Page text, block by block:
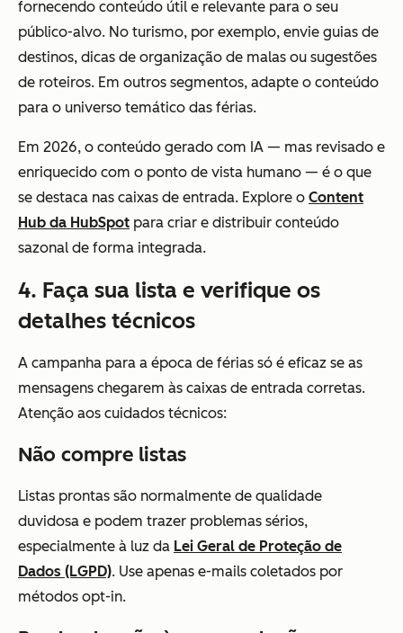
fornecendo conteúdo útil e relevante para o seu
público-alvo. No turismo, por exemplo, envie guias de
destinos, dicas de organização de malas ou sugestões
de roteiros. Em outros segmentos, adapte o conteúdo
para o universo temático das férias.
Em 2026, o conteúdo gerado com IA — mas revisado e
enriquecido com o ponto de vista humano — é o que
se destaca nas caixas de entrada. Explore o Content
Hub da HubSpot para criar e distribuir conteúdo
sazonal de forma integrada.
4. Faça sua lista e verifique os
detalhes técnicos
A campanha para a época de férias só é eficaz se as
mensagens chegarem às caixas de entrada corretas.
Atenção aos cuidados técnicos:
Não compre listas
Listas prontas são normalmente de qualidade
duvidosa e podem trazer problemas sérios,
especialmente à luz da Lei Geral de Proteção de
Dados (LGPD). Use apenas e-mails coletados por
métodos opt-in.